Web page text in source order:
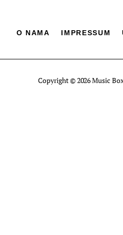
O NAMA IMPRESSUM
Copyright © 2026 Music